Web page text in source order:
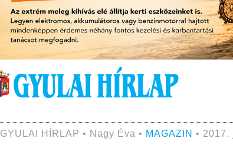
GYULAI HÍRLAP • Nagy Éva • MAGAZIN • 2017.